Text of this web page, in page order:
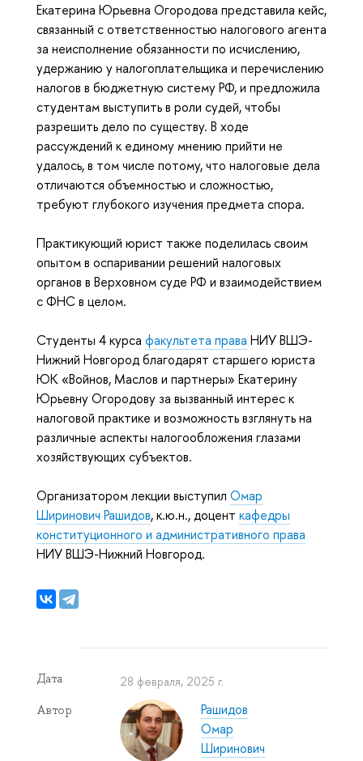
Екатерина Юрьевна Огородова представила кейс,
связанный с ответственностью налогового агента
за неисполнение обязанности по исчислению,
удержанию у налогоплательщика и перечислению
налогов в бюджетную систему РФ, и предложила
студентам выступить в роли судей, чтобы
разрешить дело по существу. В ходе
рассуждений к единому мнению прийти не
удалось, в том числе потому, что налоговые дела
отличаются объемностью и сложностью,
требуют глубокого изучения предмета спора.
Практикующий юрист также поделилась своим
опытом в оспаривании решений налоговых
органов в Верховном суде РФ и взаимодействием
с ФНС в целом.
Студенты 4 курса факультета права НИУ ВШЭ-
Нижний Новгород благодарят старшего юриста
ЮК «Войнов, Маслов и партнеры» Екатерину
Юрьевну Огородову за вызванный интерес к
налоговой практике и возможность взглянуть на
различные аспекты налогообложения глазами
хозяйствующих субъектов.
Организатором лекции выступил Омар
Ширинович Рашидов, к.ю.н., доцент кафедры
конституционного и административного права
НИУ ВШЭ-Нижний Новгород.
Дата 28 февраля, 2025 г.
Автор
Рашидов
Омар
Ширинович